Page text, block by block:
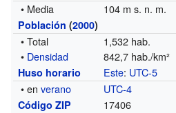
• Media 104 m s. n. m.
Población (2000)
• Total
1,532 hab.
• Densidad 842,7 hab./km²
Huso horario Este: UTC-5
• enverano UTC-4
Código ZIP 17406